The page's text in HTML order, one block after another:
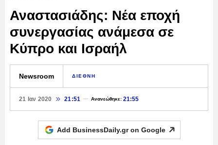
Αναστασιάδης: Νέα εποχή
συνεργασίας ανάμεσα σε
Κύπρο και Ισραήλ
Newsroom ΔΙΕΘΝΗ
21 Ιαν 2020 21:51 Ανανεώθηκε: 21:55
Add BusinessDaily.gr on Google